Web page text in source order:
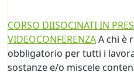
CORSO DIISOCINATI IN
VIDEOCONFERENZAA chi è
obbligatorio per tutti i
sostanze e/o miscele